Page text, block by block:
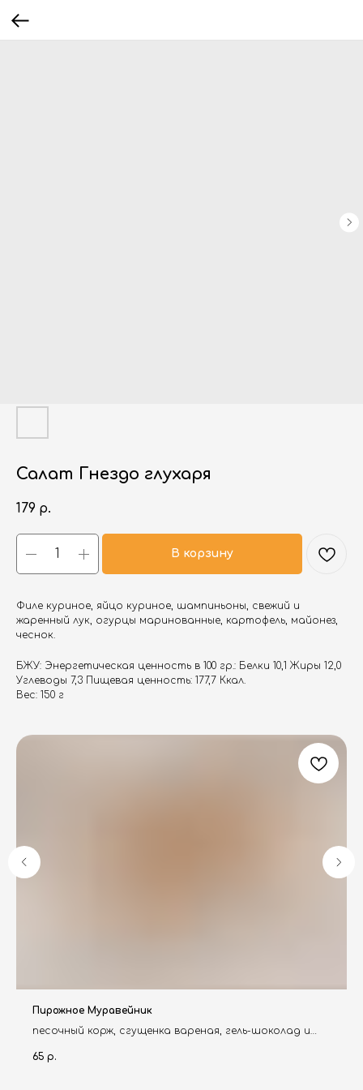
Салат Гнездо глухаря
179 р.
В корзину
Филе куриное, яйцо куриное, шампиньоны, свежий и
жаренный лук, огурцы маринованные, картофель, майонез,
чеснок.
БЖУ: Энергетическая ценность в 100 гр.: Белки 10,1 Жиры 12,0
Углеводы 7,3 Пищевая ценность: 177,7 Ккал.
Вес: 150 г
Пирожное Муравейник
песочный корж, сгущенка вареная, гель-шоколад и
65 р.